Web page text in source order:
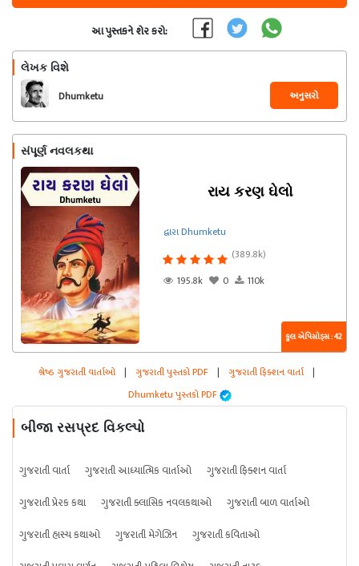
આ પુસ્તકને શેર કરો:
લેખક વિશે
Dhumketu અનુસરો
સંપૂર્ણ નવલકથા
રાય કરણ ઘેલો
દ્વારા Dhumketu
(389.8k)
195.8k
0 110k
કુલ એપિસોડ્સ : 42
શ્રેષ્ઠ ગુજરાતી વાર્તાઓ | ગુજરાતી પુસ્તકો PDF | ગુજરાતી ફિક્શન વાર્તા |
Dhumketu પુસ્તકો PDF
બીજા રસપ્રદ વિકલ્પો
ગુજરાતી વાર્તા ગુજરાતી આધ્યાત્મિક વાર્તાઓ
ગુજરાતી ફિક્શન વાર્તા
ગુજરાતી પ્રેરક કથા
ગુજરાતી ક્લાસિક નવલકથાઓ
ગુજરાતી બાળ વાર્તાઓ
ગુજરાતી હાસ્ય કથાઓ
ગુજરાતી મેગેઝિન
ગુજરાતી કવિતાઓ